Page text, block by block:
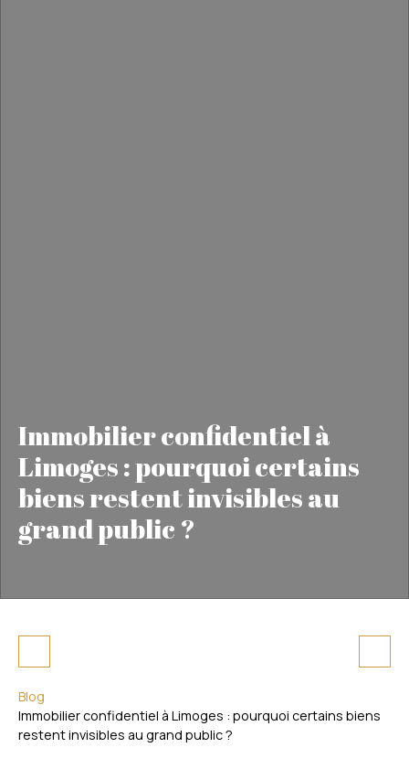
Immobilier confidentiel à
Limoges : pourquoi certains
biens restent invisibles au
grand public ?
Blog
Immobilier confidentiel à Limoges : pourquoi certains biens
restent invisibles au grand public ?